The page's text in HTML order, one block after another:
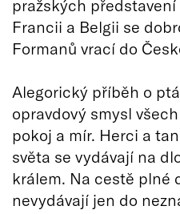
pražských
Francii a Belgii se
Formanů vrací do
Alegorický příběh o
opravdový smysl
pokoj a mír. Herci a
světa se vydávají na
králem. Na cestě plné
nevydávají jen do